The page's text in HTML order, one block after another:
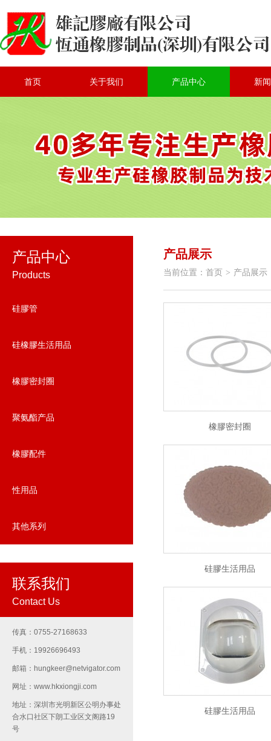
首页 关于我们 产品中心 新
产品中心
Products
硅膠管
硅橡膠生活用品
橡膠密封圈
聚氨酯产品
橡膠配件
性用品
其他系列
联系我们
Contact Us
传真：0755-27168633
手机：19926696493
邮箱：hungkeer@netvigator.com
网址：www.hkxiongji.com
地址：深圳市光明新区公明办事处
合水口社区下朗工业区文阁路19
号
产品展示
当前位置： 首页 > 产品展示
橡膠密封圈
硅膠生活用品
硅膠生活用品